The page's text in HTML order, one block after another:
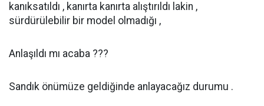
kanıksatıldı , kanırta kanırta alıştırıldı lakin ,
sürdürülebilir bir model olmadığı ,
Anlaşıldı mı acaba ???
Sandık önümüze geldiğinde anlayacağız durumu .